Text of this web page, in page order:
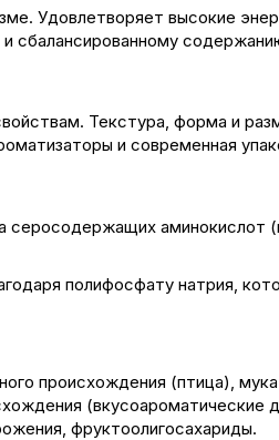
Удовлетворяет высокие
сбалансированному
Текстура, форма и
и современная
аминокислот
полифосфату натрия,
происхождения (птица),
(вкусоароматические
фруктоолигосахариды.